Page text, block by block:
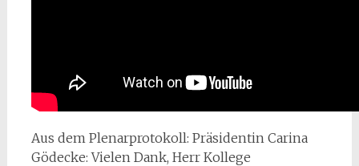
Aus dem Plenarprotokoll: Präsidentin Carina
Gödecke: Vielen Dank, Herr Kollege